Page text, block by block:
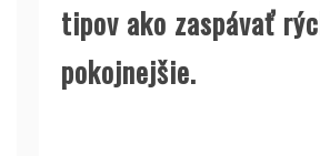
tipov ako zaspávať
pokojnejšie.